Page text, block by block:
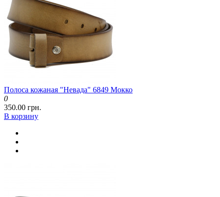
Полоса кожаная "Невада" 6849 Мокко
0
350.00 грн.
В корзину